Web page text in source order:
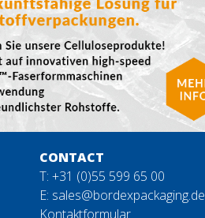
CONTACT
T: +31 (0)55 599 65 00
E: sales@bordexpackaging.de
Kontaktformular